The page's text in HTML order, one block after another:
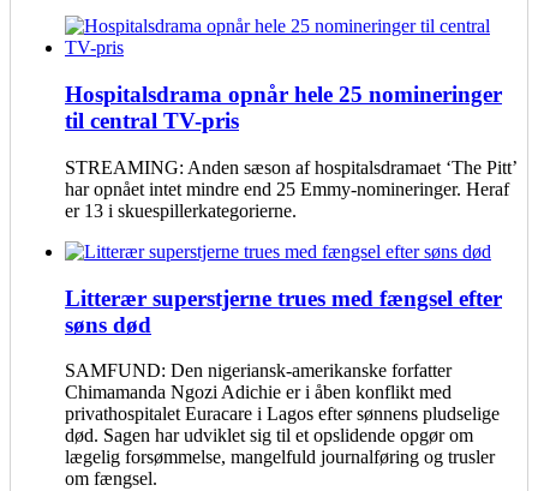
Hospitalsdrama opnår hele 25 nomineringer
til central TV-pris
STREAMING: Anden sæson af hospitalsdramaet ‘The Pitt’
har opnået intet mindre end 25 Emmy-nomineringer. Heraf
er 13 i skuespillerkategorierne.
Litterær superstjerne trues med fængsel efter
søns død
SAMFUND: Den nigeriansk-amerikanske forfatter
Chimamanda Ngozi Adichie er i åben konflikt med
privathospitalet Euracare i Lagos efter sønnens pludselige
død. Sagen har udviklet sig til et opslidende opgør om
lægelig forsømmelse, mangelfuld journalføring og trusler
om fængsel.